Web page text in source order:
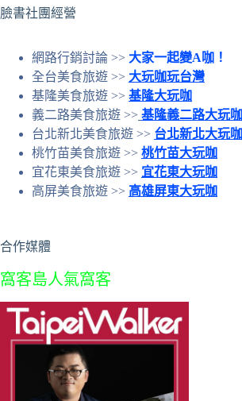
果
臉書社團經營
網路行銷討論 >> 大家一起變A咖！
全台美食旅遊 >> 大玩咖玩台灣
基隆美食旅遊 >> 基隆大玩咖
義二路美食旅遊 >> 基隆義二路大玩咖
台北新北美食旅遊 >> 台北新北大玩咖
桃竹苗美食旅遊 >> 桃竹苗大玩咖
宜花東美食旅遊 >> 宜花東大玩咖
高屏美食旅遊 >> 高雄屏東大玩咖
合作媒體
窩客島人氣窩客